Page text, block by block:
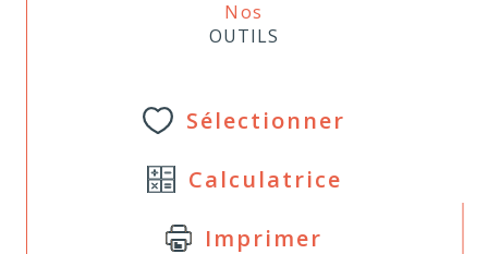
Nos
OUTILS
Sélectionner
Calculatrice
Imprimer